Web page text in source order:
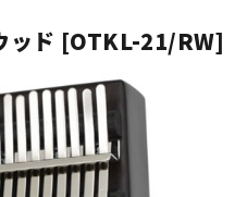
アコギ/エレアコ
ウクレレ
ッド [OTKL-21/RW]